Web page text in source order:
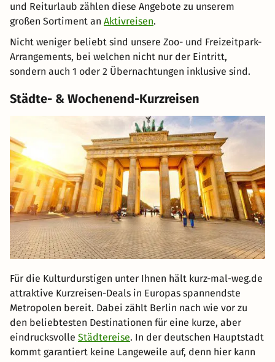
und Reiturlaub zählen diese Angebote zu unserem
großen Sortiment an Aktivreisen.
Nicht weniger beliebt sind unsere Zoo- und Freizeitpark-
Arrangements, bei welchen nicht nur der Eintritt,
sondern auch 1 oder 2 Übernachtungen inklusive sind.
Städte- & Wochenend-Kurzreisen
Für die Kulturdurstigen unter Ihnen hält kurz-mal-weg.de
attraktive Kurzreisen-Deals in Europas spannendste
Metropolen bereit. Dabei zählt Berlin nach wie vor zu
den beliebtesten Destinationen für eine kurze, aber
eindrucksvolle Städtereise. In der deutschen Hauptstadt
kommt garantiert keine Langeweile auf, denn hier kann